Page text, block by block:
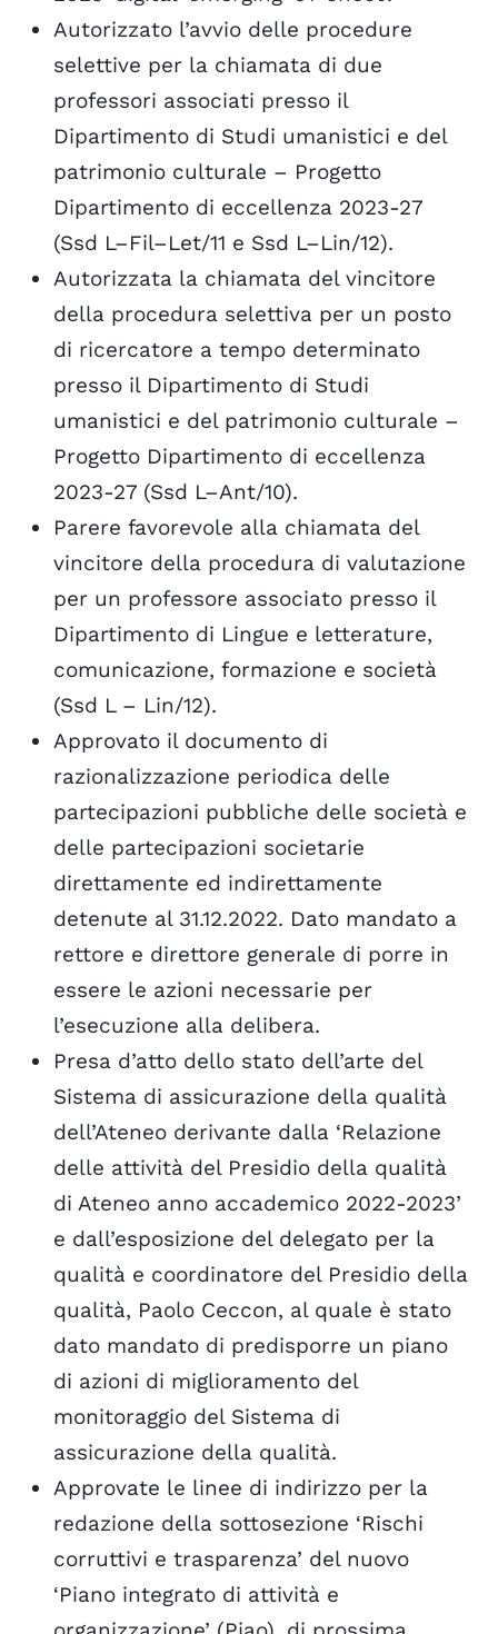
Autorizzato l’avvio delle procedure
selettive per la chiamata di due
professori associati presso il
Dipartimento di Studi umanistici e del
patrimonio culturale – Progetto
Dipartimento di eccellenza 2023-27
(Ssd L–Fil–Let/11 e Ssd L–Lin/12).
Autorizzata la chiamata del vincitore
della procedura selettiva per un posto
di ricercatore a tempo determinato
presso il Dipartimento di Studi
umanistici e del patrimonio culturale –
Progetto Dipartimento di eccellenza
2023-27 (Ssd L–Ant/10).
Parere favorevole alla chiamata del
vincitore della procedura di valutazione
per un professore associato presso il
Dipartimento di Lingue e letterature,
comunicazione, formazione e società
(Ssd L – Lin/12).
Approvato il documento di
razionalizzazione periodica delle
partecipazioni pubbliche delle società e
delle partecipazioni societarie
direttamente ed indirettamente
detenute al 31.12.2022. Dato mandato a
rettore e direttore generale di porre in
essere le azioni necessarie per
l’esecuzione alla delibera.
Presa d’atto dello stato dell’arte del
Sistema di assicurazione della qualità
dell’Ateneo derivante dalla ‘Relazione
delle attività del Presidio della qualità
di Ateneo anno accademico 2022-2023’
e dall’esposizione del delegato per la
qualità e coordinatore del Presidio della
qualità, Paolo Ceccon, al quale è stato
dato mandato di predisporre un piano
di azioni di miglioramento del
monitoraggio del Sistema di
assicurazione della qualità.
Approvate le linee di indirizzo per la
redazione della sottosezione ‘Rischi
corruttivi e trasparenza’ del nuovo
‘Piano integrato di attività e